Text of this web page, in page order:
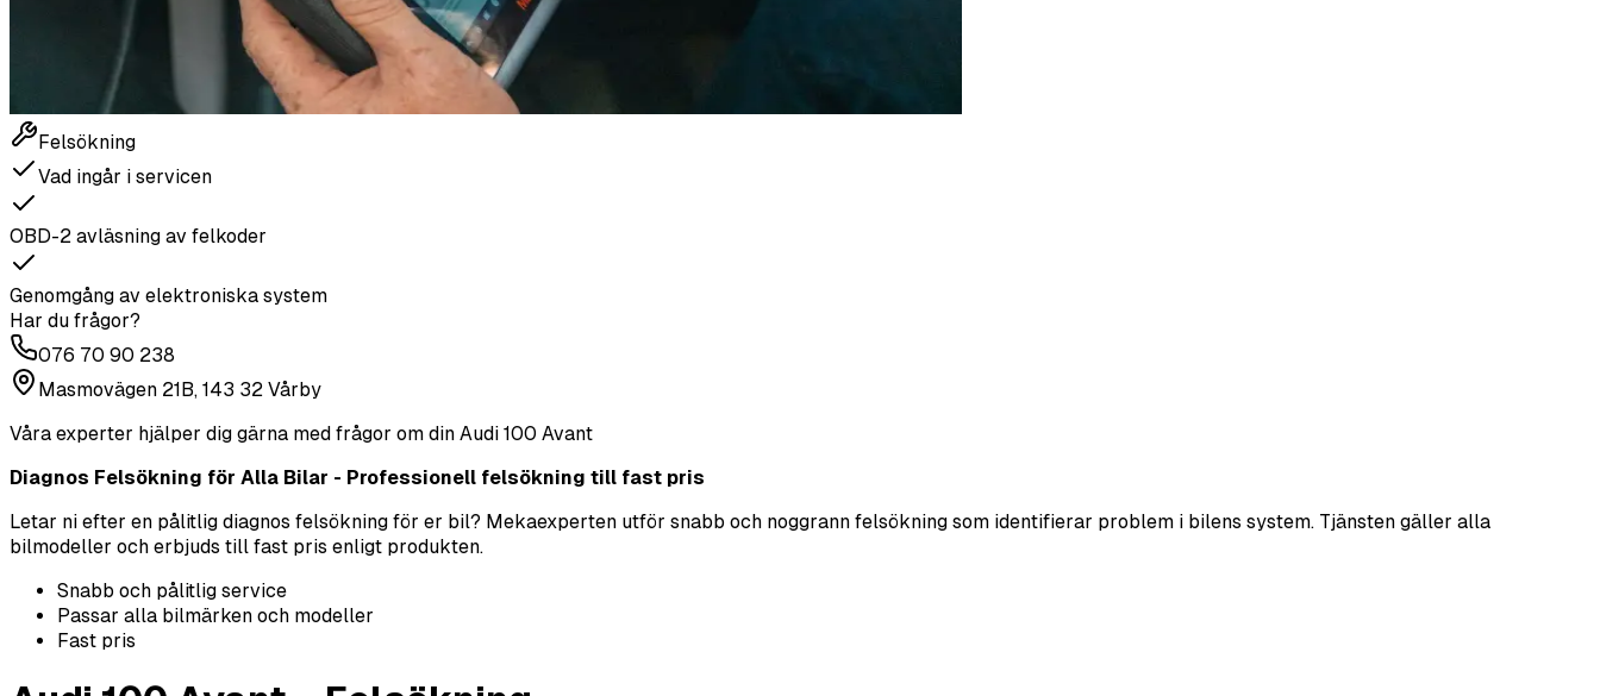
Felsökning
Vad ingår i servicen
OBD-2 avläsning av felkoder
Genomgång av elektroniska system
Har du frågor?
076 70 90 238
Masmovägen 21B, 143 32 Vårby
Våra experter hjälper dig gärna med frågor om din Audi 100 Avant
Diagnos Felsökning för Alla Bilar - Professionell felsökning till fast pris
Letar ni efter en pålitlig diagnos felsökning för er bil? Mekaexperten utför snabb och noggrann felsökning som identifierar problem i bilens system. Tjänsten gäller alla
bilmodeller och erbjuds till fast pris enligt produkten.
Snabb och pålitlig service
Passar alla bilmärken och modeller
Fast pris